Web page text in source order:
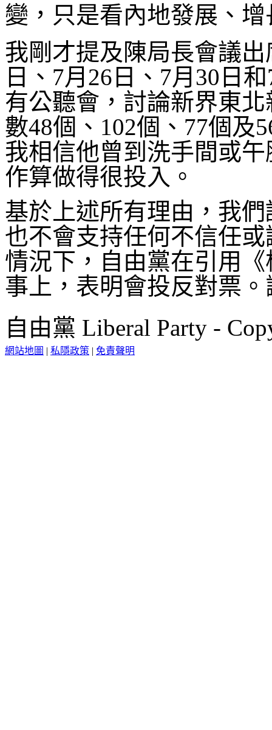
變，只是看內地發展、
我剛才提及陳局長會議
日、7月26日、7月30日
有公聽會，討論新界東
數48個、102個、77個及
我相信他曾到洗手間或
作算做得很投入。
基於上述所有理由，我
也不會支持任何不信任
情況下，自由黨在引用
事上，表明會投反對票
自由黨 Liberal Party -
網站地圖 | 私隱政策 | 免責聲明